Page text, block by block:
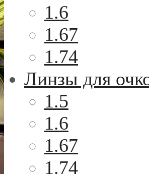
1.6
1.67
1.74
Линзы для
1.5
1.6
1.67
1.74